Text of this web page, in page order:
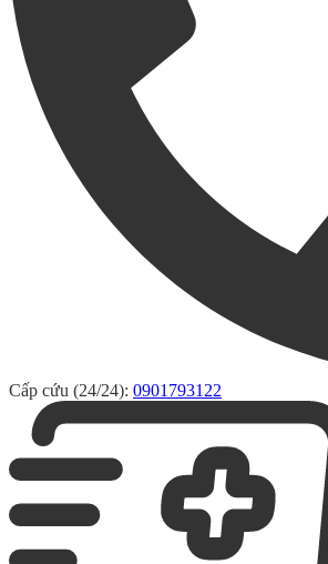
Cấp cứu (24/24): 0901793122